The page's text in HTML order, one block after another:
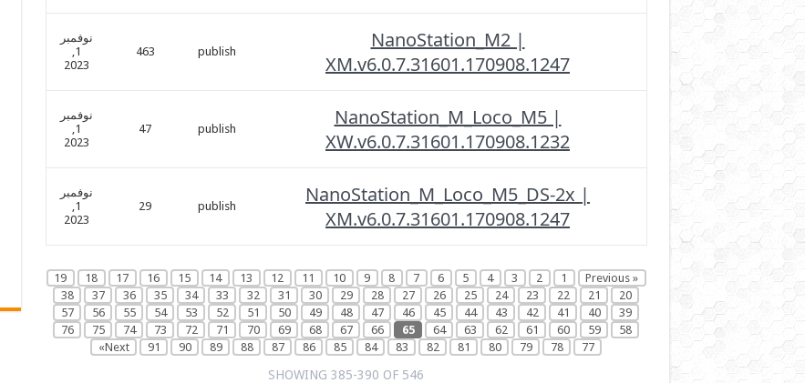
NanoStation_M2 |
XM.v6.0.7.31601.170908.1247
publish
463
نوفمبر
1,
2023
NanoStation_M_Loco_M5 |
XW.v6.0.7.31601.170908.1232
publish
47
نوفمبر
1,
2023
NanoStation_M_Loco_M5_DS-2x |
XM.v6.0.7.31601.170908.1247
publish
29
نوفمبر
1,
2023
« Previous
1
2
3
4
5
6
7
8
9
10
11
12
13
14
15
16
17
18
19
20
21
22
23
24
25
26
27
28
29
30
31
32
33
34
35
36
37
38
39
40
41
42
43
44
45
46
47
48
49
50
51
52
53
54
55
56
57
58
59
60
61
62
63
64
65
66
67
68
69
70
71
72
73
74
75
76
77
78
79
80
81
82
83
84
85
86
87
88
89
90
91
Next»
SHOWING 385-390 OF 546